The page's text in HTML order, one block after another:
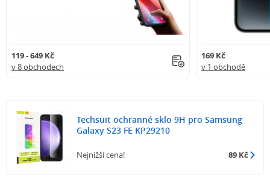
119 - 649 Kč
v 8 obchodech
169 Kč
v 1 obchodě
Techsuit ochranné sklo 9H pro Samsung
Galaxy S23 FE KP29210
Nejnižší cena! 89 Kč